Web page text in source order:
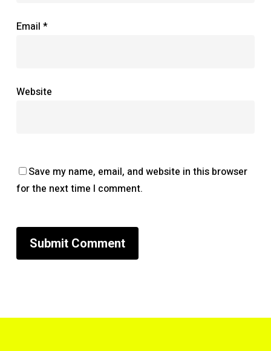
Email *
Website
Save my name, email, and website in this browser
for the next time I comment.